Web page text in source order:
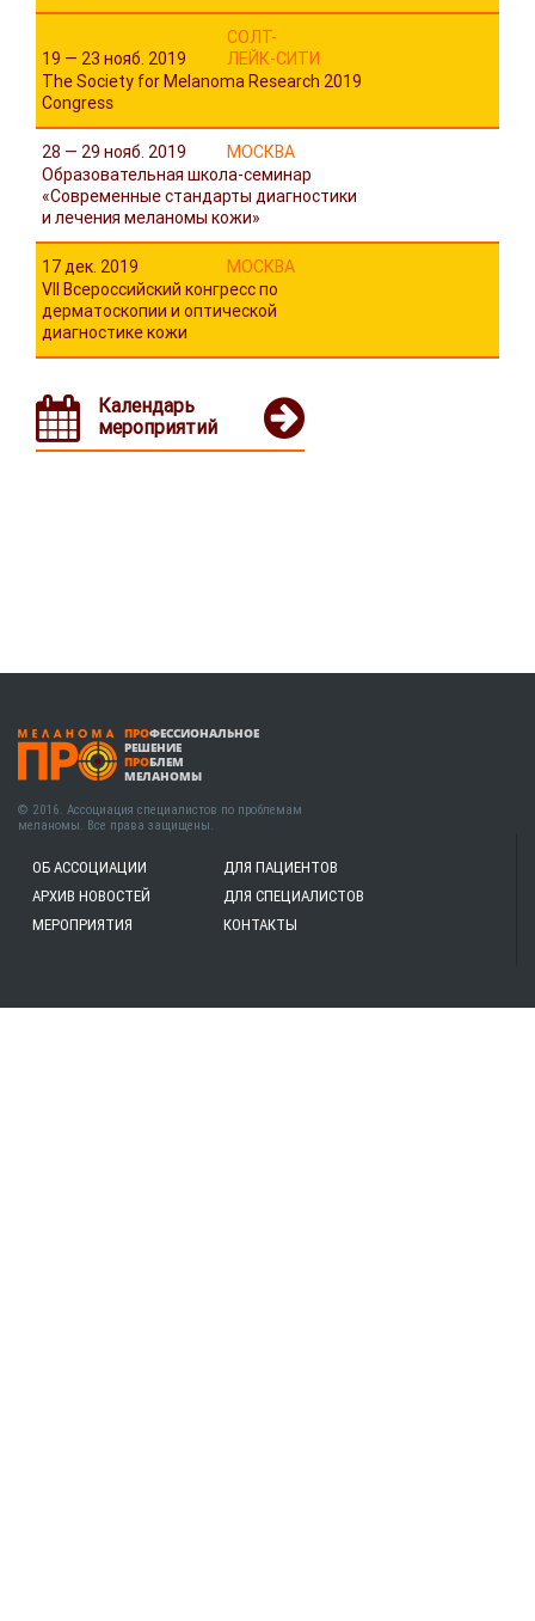
19 — 23 нояб. 2019
СОЛТ-
ЛЕЙК-СИТИ
The Society for Melanoma Research 2019
Congress
28 — 29 нояб. 2019
МОСКВА
Образовательная школа-семинар
«Современные стандарты диагностики
и лечения меланомы кожи»
17 дек. 2019
МОСКВА
VII Всероссийский конгресс по
дерматоскопии и оптической
диагностике кожи
Календарь
мероприятий
ПРОФЕССИОНАЛЬНОЕ
РЕШЕНИЕ
ПРОБЛЕМ
МЕЛАНОМЫ
© 2016. Ассоциация специалистов по проблемам
меланомы. Все права защищены.
ОБ АССОЦИАЦИИ
АРХИВ НОВОСТЕЙ
МЕРОПРИЯТИЯ
ДЛЯ ПАЦИЕНТОВ
ДЛЯ СПЕЦИАЛИСТОВ
КОНТАКТЫ